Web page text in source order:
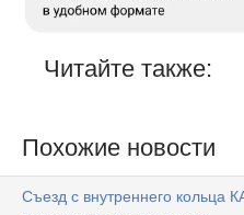
Читайте также:
Похожие новости
Съезд с внутреннего кольца